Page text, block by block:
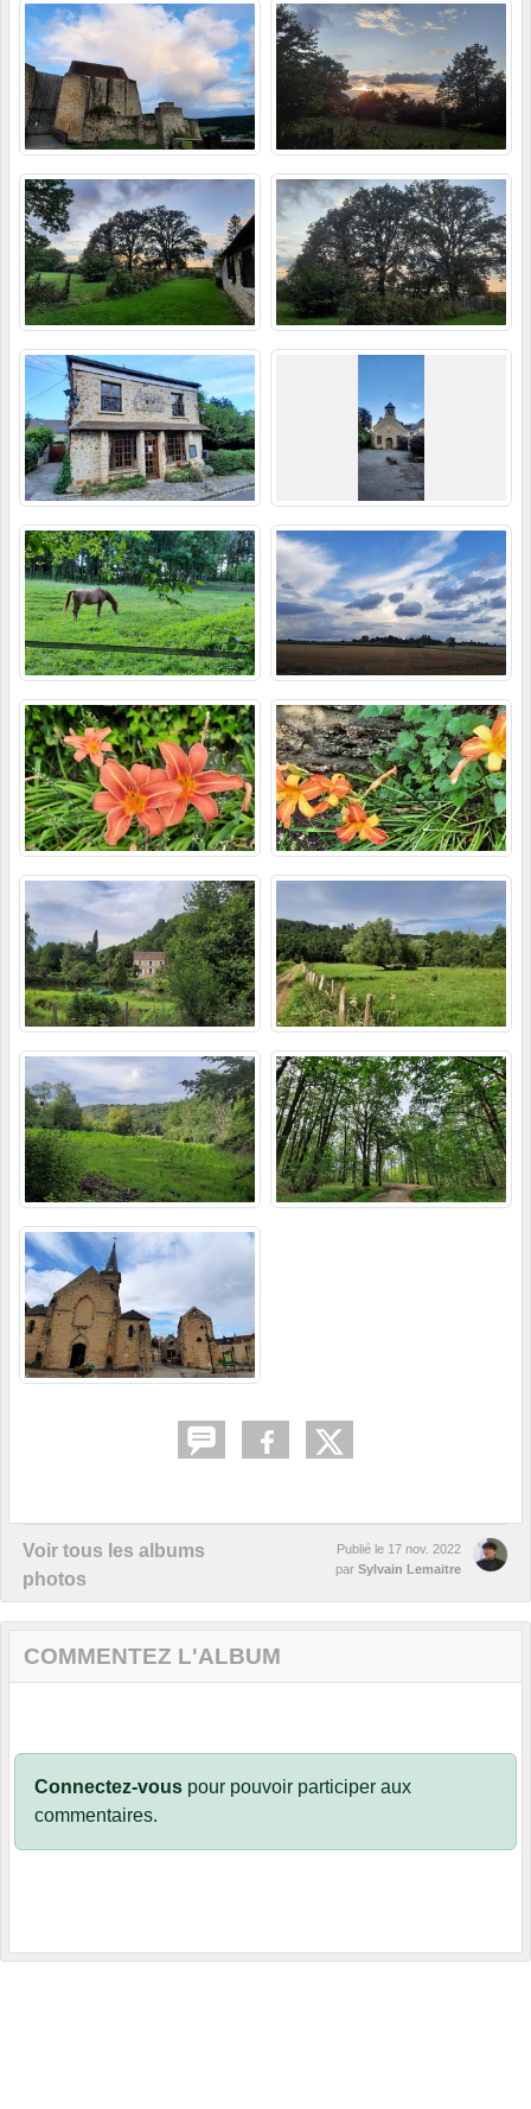
Voir tous les albums
photos
Publié le 17 nov. 2022
par Sylvain Lemaitre
COMMENTEZ L'ALBUM
Connectez-vous pour pouvoir participer aux
commentaires.